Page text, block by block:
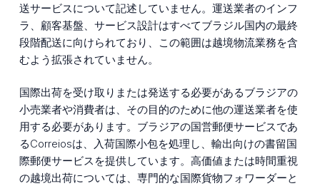
送サービスについて記述していません。運送業者のインフ
ラ、顧客基盤、サービス設計はすべてブラジル国内の最終
段階配送に向けられており、この範囲は越境物流業務を含
むよう拡張されていません。
国際出荷を受け取りまたは発送する必要があるブラジアの
小売業者や消費者は、その目的のために他の運送業者を使
用する必要があります。ブラジアの国営郵便サービスであ
るCorreiosは、入荷国際小包を処理し、輸出向けの書留国
際郵便サービスを提供しています。高価値または時間重視
の越境出荷については、専門的な国際貨物フォワーダーと